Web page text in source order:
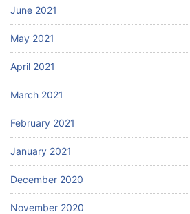
June 2021
May 2021
April 2021
March 2021
February 2021
January 2021
December 2020
November 2020